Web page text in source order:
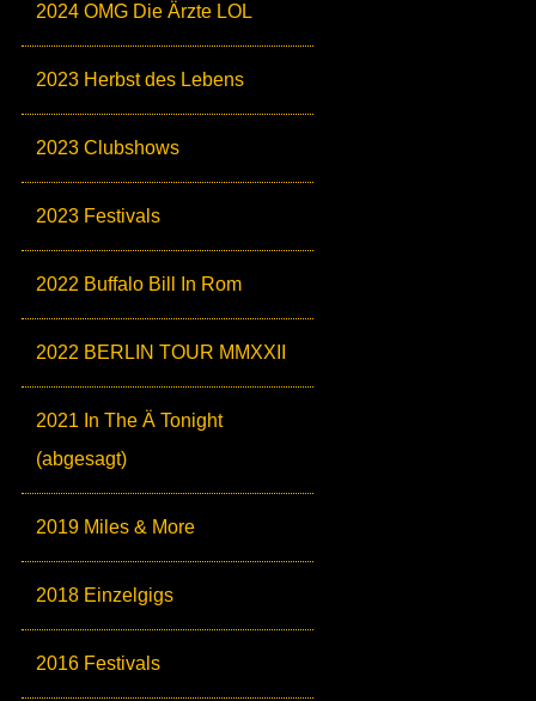
2024 OMG Die Ärzte LOL
2023 Herbst des Lebens
2023 Clubshows
2023 Festivals
2022 Buffalo Bill In Rom
2022 BERLIN TOUR MMXXII
2021 In The Ä Tonight
(abgesagt)
2019 Miles & More
2018 Einzelgigs
2016 Festivals